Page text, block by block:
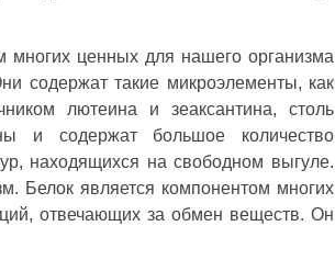
многих ценных для нашего организма
содержат такие микроэлементы, как
лютеина и зеаксантина, столь
и содержат большое количество
находящихся на свободном выгуле.
Белок является компонентом многих
отвечающих за обмен веществ. Он